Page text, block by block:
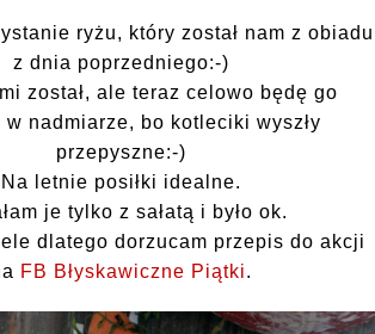
ryżu, który został nam z obiadu
z dnia poprzedniego:-)
został, ale teraz celowo będę go
w nadmiarze, bo kotleciki wyszły
przepyszne:-)
Na letnie posiłki idealne.
je tylko z sałatą i było ok.
dlatego dorzucam przepis do akcji
FB Błyskawiczne Piątki.